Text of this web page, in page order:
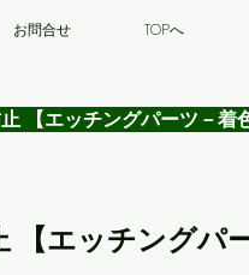
お問合せ TOPへ
【エッチングパーツ－着
【エッチングパ